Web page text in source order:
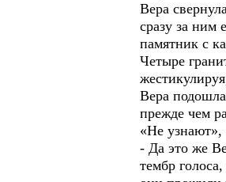
Вера
сразу за ним
памятник с
Четыре
Вера
прежде чем
«Не узнают»,
- Да это же
тембр